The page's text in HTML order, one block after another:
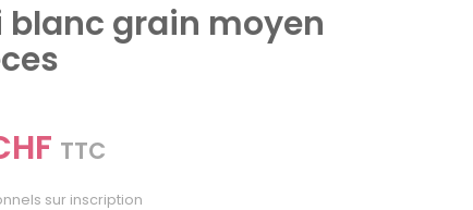
blanc grain moyen
TTC
sur inscription